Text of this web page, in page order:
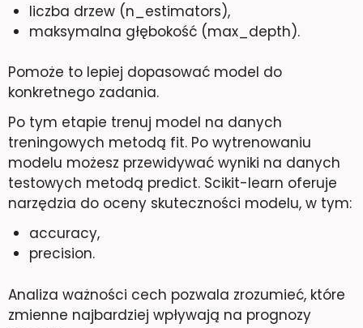
liczba drzew (n_estimators),
maksymalna głębokość (max_depth).
Pomoże to lepiej dopasować model do
konkretnego zadania.
Po tym etapie trenuj model na danych
treningowych metodą fit. Po wytrenowaniu
modelu możesz przewidywać wyniki na danych
testowych metodą predict. Scikit-learn oferuje
narzędzia do oceny skuteczności modelu, w tym:
accuracy,
precision.
Analiza ważności cech pozwala zrozumieć, które
zmienne najbardziej wpływają na prognozy